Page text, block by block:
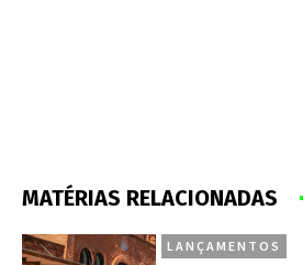
MATÉRIAS RELACIONADAS
LANÇAMENTOS